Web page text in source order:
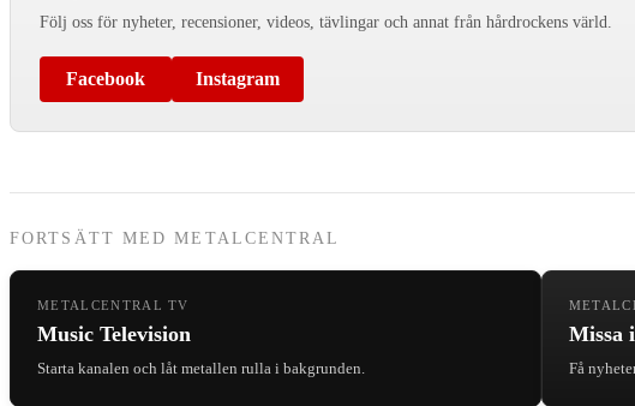
Följ oss för nyheter, recensioner, videos, tävlingar och annat från hårdrockens värld.
Facebook Instagram
FORTSÄTT MED METALCENTRAL
METALCENTRAL TV
Music Television
Starta kanalen och låt metallen rulla i bakgrunden.
Missa
Få